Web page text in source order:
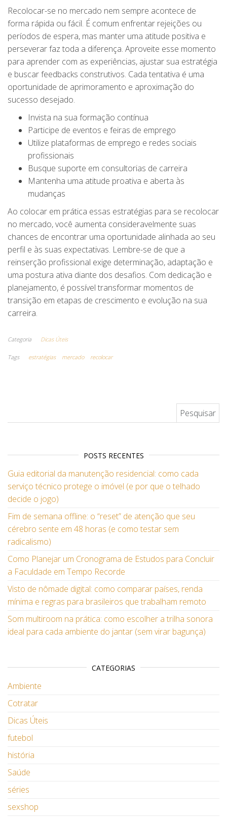
Recolocar-se no mercado nem sempre acontece de
forma rápida ou fácil. É comum enfrentar rejeições ou
períodos de espera, mas manter uma atitude positiva e
perseverar faz toda a diferença. Aproveite esse momento
para aprender com as experiências, ajustar sua estratégia
e buscar feedbacks construtivos. Cada tentativa é uma
oportunidade de aprimoramento e aproximação do
sucesso desejado.
Invista na sua formação contínua
Participe de eventos e feiras de emprego
Utilize plataformas de emprego e redes sociais
profissionais
Busque suporte em consultorias de carreira
Mantenha uma atitude proativa e aberta às
mudanças
Ao colocar em prática essas estratégias para se recolocar
no mercado, você aumenta consideravelmente suas
chances de encontrar uma oportunidade alinhada ao seu
perfil e às suas expectativas. Lembre-se de que a
reinserção profissional exige determinação, adaptação e
uma postura ativa diante dos desafios. Com dedicação e
planejamento, é possível transformar momentos de
transição em etapas de crescimento e evolução na sua
carreira.
Categoria Dicas Úteis
Tags estratégias mercado recolocar
POSTS RECENTES
Guia editorial da manutenção residencial: como cada
serviço técnico protege o imóvel (e por que o telhado
decide o jogo)
Fim de semana offline: o “reset” de atenção que seu
cérebro sente em 48 horas (e como testar sem
radicalismo)
Como Planejar um Cronograma de Estudos para Concluir
a Faculdade em Tempo Recorde
Visto de nômade digital: como comparar países, renda
mínima e regras para brasileiros que trabalham remoto
Som multiroom na prática: como escolher a trilha sonora
ideal para cada ambiente do jantar (sem virar bagunça)
CATEGORIAS
Ambiente
Cotratar
Dicas Úteis
futebol
história
Saúde
séries
sexshop